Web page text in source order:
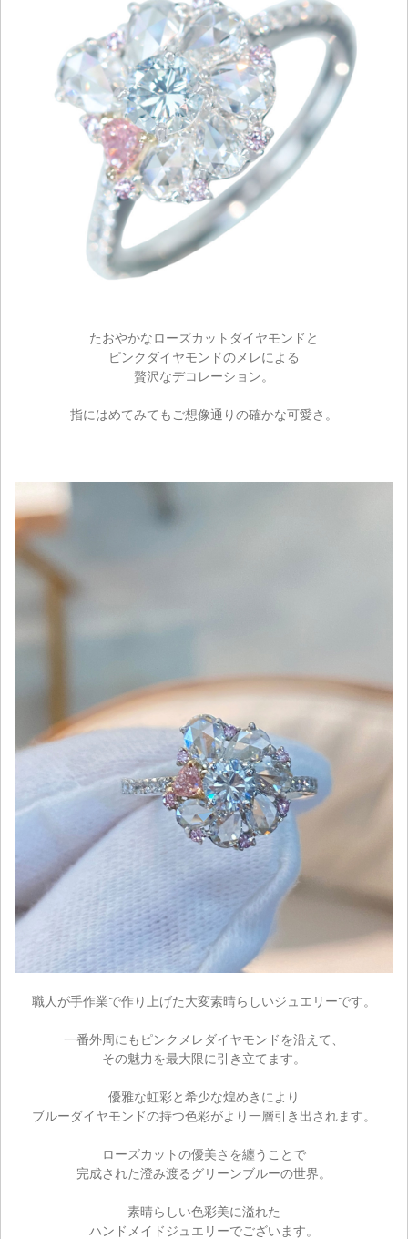
たおやかなローズカットダイヤモンドと
ピンクダイヤモンドのメレによる
贅沢なデコレーション。
指にはめてみてもご想像通りの確かな可愛さ。
職人が手作業で作り上げた大変素晴らしいジュエリーです。
一番外周にもピンクメレダイヤモンドを沿えて、
その魅力を最大限に引き立てます。
優雅な虹彩と希少な煌めきにより
ブルーダイヤモンドの持つ色彩がより一層引き出されます。
ローズカットの優美さを纏うことで
完成された澄み渡るグリーンブルーの世界。
素晴らしい色彩美に溢れた
ハンドメイドジュエリーでございます。